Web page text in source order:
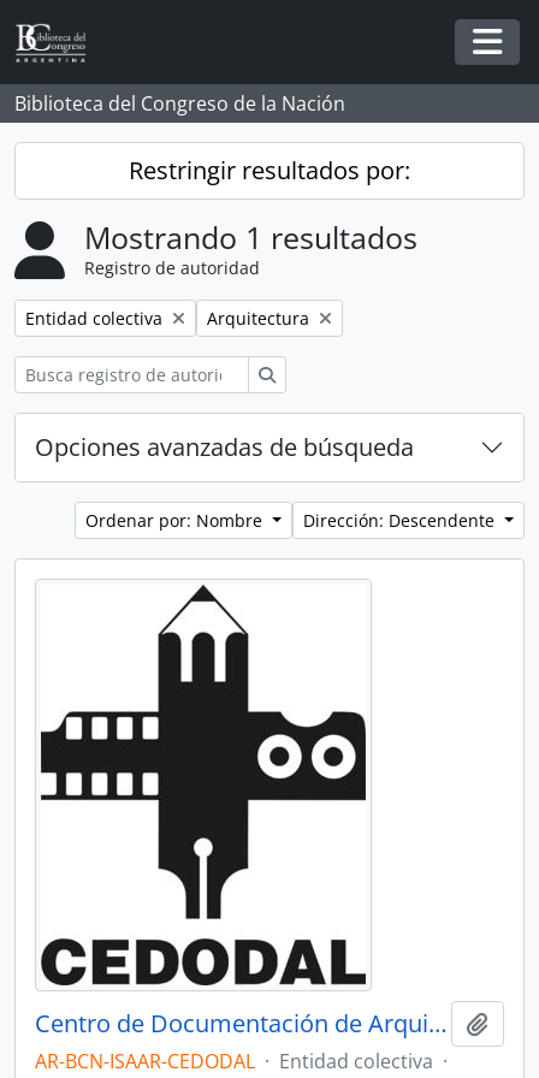
Skip to main content
Biblioteca del Congreso de la Nación
Restringir resultados por:
Mostrando 1 resultados
Registro de autoridad
Remove filter:
Entidad colectiva Remove filter:
Arquitectura
Opciones avanzadas de búsqueda
Ordenar por: Nombre Dirección: Descendente
Centro de Documentación de Arquitectura Latinoamericana - CEDODAL
AR-BCN-ISAAR-CEDODAL · Entidad colectiva ·